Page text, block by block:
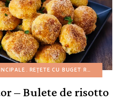
REȚETE CU BUGET REDUS
– Bulete de risotto